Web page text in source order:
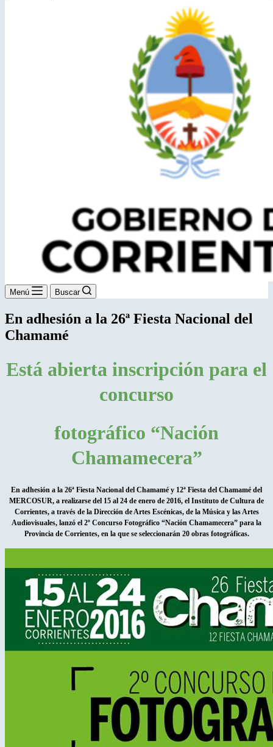
Menú Buscar
En adhesión a la 26ª Fiesta Nacional del
Chamamé
Está abierta inscripción para el
concurso
fotográfico “Nación
Chamamecera”
En adhesión a la 26ª Fiesta Nacional del Chamamé y 12ª Fiesta del Chamamé del
MERCOSUR, a realizarse del 15 al 24 de enero de 2016, el Instituto de Cultura de
Corrientes, a través de la Dirección de Artes Escénicas, de la Música y las Artes
Audiovisuales, lanzó el 2º Concurso Fotográfico “Nación Chamamecera” para la
Provincia de Corrientes, en la que se seleccionarán 20 obras fotográficas.